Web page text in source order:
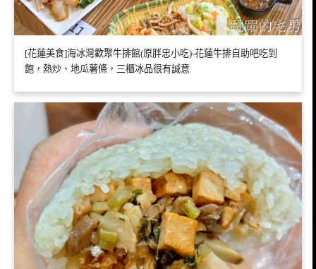
[花蓮美食]海冰灣歡聚牛排館(原胖忠小吃)-花蓮牛排自助吧吃到
飽，熱炒、地瓜薯條，三櫃冰品很有誠意